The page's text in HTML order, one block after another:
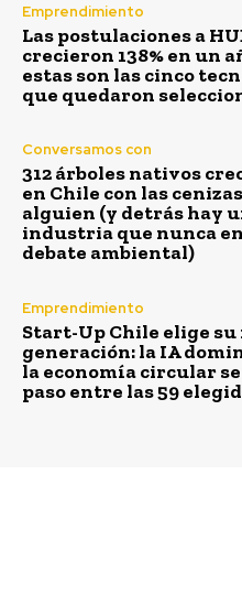
Emprendimiento
Las postulaciones a
crecieron 138% en un
estas son las cinco
que quedaron
Conversamos con
312 árboles nativos
en Chile con las
alguien (y detrás hay
industria que nunca
debate ambiental)
Emprendimiento
Start-Up Chile elige su
generación: la IA
la economía circular
paso entre las 59